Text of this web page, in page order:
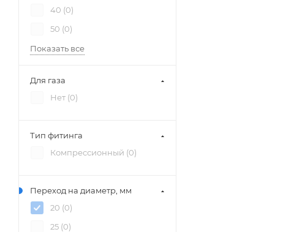
40 (0)
50 (0)
Показать все
Для газа
Нет (0)
Тип фитинга
Компрессионный (0)
Переход на диаметр, мм
20 (0)
25 (0)